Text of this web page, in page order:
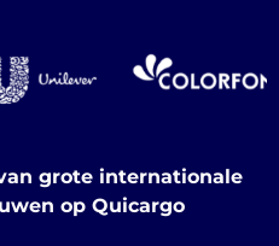
grote internationale
op Quicargo